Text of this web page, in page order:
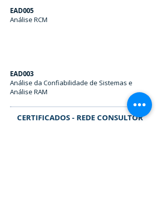
EAD005
Análise RCM
EAD003
Análise da Confiabilidade de Sistemas e
Análise RAM
CERTIFICADOS - REDE CONSULTOR